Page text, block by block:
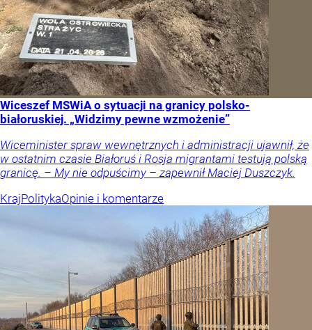
Wiceszef MSWiA o sytuacji na granicy polsko-
białoruskiej. „Widzimy pewne wzmożenie”
Wiceminister spraw wewnętrznych i administracji ujawnił, że
w ostatnim czasie Białoruś i Rosja migrantami testują polską
granicę. – My nie odpuścimy – zapewnił Maciej Duszczyk.
KrajPolitykaOpinie i komentarze